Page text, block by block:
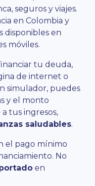
seguros y viajes.
en Colombia y
disponibles en
móviles.
tu deuda,
de internet o
simulador, puedes
y el monto
tus ingresos,
saludables.
el pago mínimo
No
en